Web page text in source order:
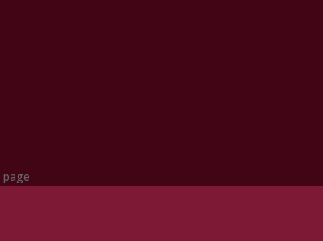
page